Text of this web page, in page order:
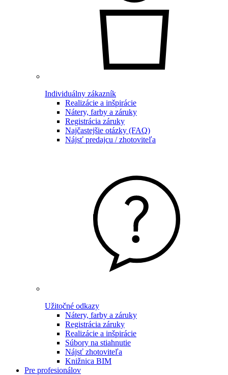
Individuálny zákazník
Realizácie a inšpirácie
Nátery, farby a záruky
Registrácia záruky
Najčastejšie otázky (FAQ)
Nájsť predajcu / zhotoviteľa
Užitočné odkazy
Nátery, farby a záruky
Registrácia záruky
Realizácie a inšpirácie
Súbory na stiahnutie
Nájsť zhotoviteľa
Knižnica BIM
Pre profesionálov